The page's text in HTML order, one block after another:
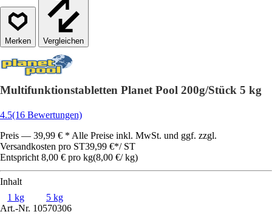
Vergleichen
Multifunktionstabletten Planet Pool 200g/Stück 5 kg
4.5(16 Bewertungen)
Preis — 39,99 € * Alle Preise inkl. MwSt. und ggf. zzgl.
Versandkosten pro ST39,99 €*/ ST
Entspricht 8,00 € pro kg(8,00 €/ kg)
Inhalt
1 kg
5 kg
Art.-Nr. 10570306